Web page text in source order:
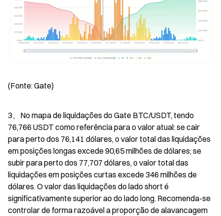
(Fonte: Gate)
3、No mapa de liquidações do Gate BTC/USDT, tendo
76,766 USDT como referência para o valor atual: se cair
para perto dos 76,141 dólares, o valor total das liquidações
em posições longas excede 90,65 milhões de dólares; se
subir para perto dos 77,707 dólares, o valor total das
liquidações em posições curtas excede 346 milhões de
dólares. O valor das liquidações do lado short é
significativamente superior ao do lado long. Recomenda-se
controlar de forma razoável a proporção de alavancagem